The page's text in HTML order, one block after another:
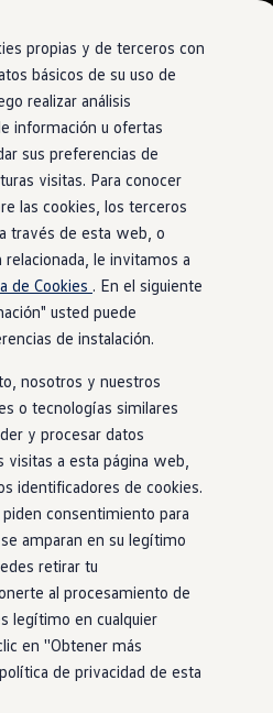
propias y de terceros con
básicos de su uso de
realizar análisis
información u ofertas
sus preferencias de
visitas. Para conocer
las cookies, los terceros
través de esta web, o
le invitamos a
de Cookies . En el siguiente
usted puede
de instalación.
nosotros y nuestros
o tecnologías similares
y procesar datos
a esta página web,
identificadores de cookies.
consentimiento para
amparan en su legítimo
retirar tu
al procesamiento de
legítimo en cualquier
en ''Obtener más
de privacidad de esta
Comerciales
disponibles
enchufables
gratis
Volkswagen
portal
Shop